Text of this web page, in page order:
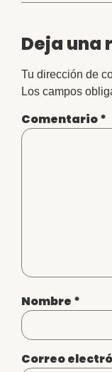
Deja una
Tu dirección de
Los campos
Comentario*
Nombre *
Correo